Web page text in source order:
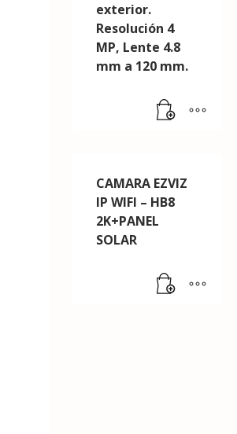
exterior.
Resolución 4
MP, Lente 4.8
mm a 120 mm.
CAMARA EZVIZ
IP WIFI – HB8
2K+PANEL
SOLAR